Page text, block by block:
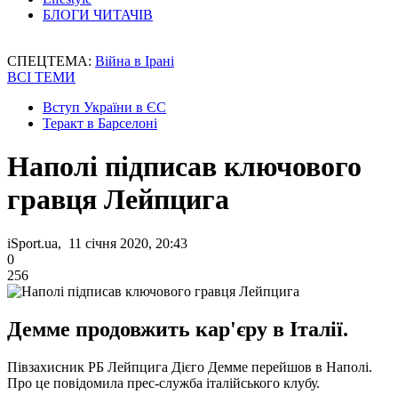
БЛОГИ ЧИТАЧІВ
СПЕЦТЕМА: Війна в Ірані
ВСІ ТЕМИ
Вступ України в ЄС
Теракт в Барселоні
Наполі підписав ключового
гравця Лейпцига
iSport.ua, 11 січня 2020, 20:43
0
256
Демме продовжить кар'єру в Італії.
Півзахисник РБ Лейпцига Дієго Демме перейшов в Наполі.
Про це повідомила прес-служба італійського клубу.